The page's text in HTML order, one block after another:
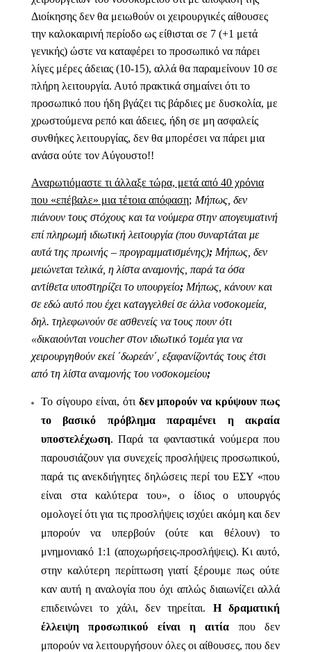
Διοίκησης δεν θα μειωθούν οι χειρουργικές αίθουσες
την καλοκαιρινή περίοδο ως είθισται σε 7 (+1 μετά
γενικής) ώστε να καταφέρει το προσωπικό να πάρει
λίγες μέρες άδειας (10-15), αλλά θα παραμείνουν 10 σε
πλήρη λειτουργία. Αυτό πρακτικά σημαίνει ότι το
προσωπικό που ήδη βγάζει τις βάρδιες με δυσκολία, με
χρωστούμενα ρεπό και άδειες, ήδη σε μη ασφαλείς
συνθήκες λειτουργίας, δεν θα μπορέσει να πάρει μια
ανάσα ούτε τον Αύγουστο!!
Αναρωτιόμαστε τι άλλαξε τώρα, μετά από 40 χρόνια
που «επέβαλε» μια τέτοια απόφαση; Μήπως, δεν
πιάνουν τους στόχους και τα νούμερα στην απογευματινή
επί πληρωμή ιδιωτική λειτουργία (που συναρτάται με
αυτά της πρωινής – προγραμματισμένης);Μήπως, δεν
μειώνεται τελικά, η λίστα αναμονής, παρά τα όσα
αντίθετα υποστηρίζει το υπουργείο;Μήπως, κάνουν και
σε εδώ αυτό που έχει καταγγελθεί σε άλλα νοσοκομεία,
δηλ. τηλεφωνούν σε ασθενείς να τους πουν ότι
«δικαιούνται voucherστον ιδιωτικό τομέα για να
χειρουργηθούν εκεί ΄δωρεάν΄, εξαφανίζοντάς τους έτσι
από τη λίστα αναμονής του νοσοκομείου;
Το σίγουρο είναι, ότι δεν μπορούν να κρύψουν πως
το βασικό πρόβλημα παραμένει η ακραία
υποστελέχωση. Παρά τα φανταστικά νούμερα που
παρουσιάζουν για συνεχείς προσλήψεις προσωπικού,
παρά τις ανεκδιήγητες δηλώσεις περί του ΕΣΥ «που
είναι στα καλύτερα του», ο ίδιος ο υπουργός
ομολογεί ότι για τις προσλήψεις ισχύει ακόμη και δεν
μπορούν να υπερβούν (ούτε και θέλουν) το
μνημονιακό 1:1 (αποχωρήσεις-προσλήψεις). Κι αυτό,
στην καλύτερη περίπτωση γιατί ξέρουμε πως ούτε
καν αυτή η αναλογία που όχι απλώς διαιωνίζει αλλά
επιδεινώνει το χάλι, δεν τηρείται. Η δραματική
έλλειψη προσωπικού είναι η αιτία που δεν
μπορούν να λειτουργήσουν όλες οι αίθουσες, που δεν